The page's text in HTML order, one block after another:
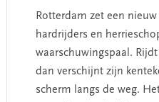
Rotterdam zet een
hardrijders en
waarschuwingspaal.
dan verschijnt zijn
scherm langs de weg.